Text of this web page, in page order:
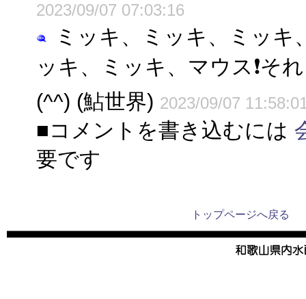
2023/09/07 07:03:16
ミッキ、ミッキ、ミッキ
ッキ、ミッキ、マウス❗そ
(^^) (鮎世界) 2023/09/07
■コメントを書き込むには
要です
トップページへ戻る